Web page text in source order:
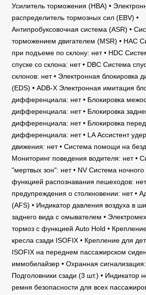
Усилитель торможения (HBA) •
распределитель тормозных сил (EBV) •
Антипробуксовочная система (ASR) •
торможением двигателем (MSR) • HAC
при подъеме по склону: нет • HDC
спуске со склона: нет • DBC Система
склонов: нет • Электронная блокировка
(EDS) • ADB-X Электронная имитация
дифференциала: нет • Блокировка
дифференциала: нет • Блокировка
дифференциала: нет • Блокировка
дифференциала: нет • LA Ассистент
движения: нет • Система помощи на
Мониторинг поведения водителя: нет •
"мертвых зон": нет • NV Система
функцией распознавания пешеходов:
предупреждения о столкновении: нет •
(AFS) • Индикатор давления воздуха в
заднего вида с омывателем •
тормоз с функцией Auto Hold •
кресла сзади ISOFIX • Крепление для
ISOFIX на переднем пассажирском
иммобилайзер • Охранная сигнализация:
Подголовники сзади (3 шт.) • Индикатор
ремня безопасности для всех